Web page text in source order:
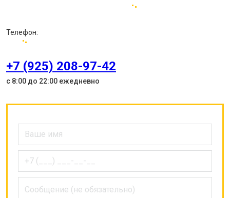
Телефон:
+7 (925) 208-97-42
с 8:00 до 22:00 ежедневно